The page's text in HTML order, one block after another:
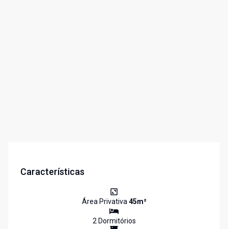
Características
Área Privativa45m²
2Dormitórios